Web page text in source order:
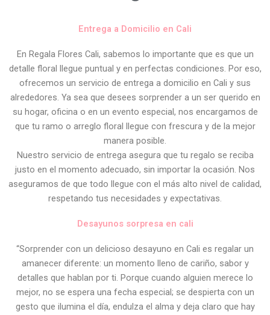
Entrega a Domicilio en Cali
En Regala Flores Cali, sabemos lo importante que es que un
detalle floral llegue puntual y en perfectas condiciones. Por eso,
ofrecemos un servicio de entrega a domicilio en Cali y sus
alrededores. Ya sea que desees sorprender a un ser querido en
su hogar, oficina o en un evento especial, nos encargamos de
que tu ramo o arreglo floral llegue con frescura y de la mejor
manera posible.
Nuestro servicio de entrega asegura que tu regalo se reciba
justo en el momento adecuado, sin importar la ocasión. Nos
aseguramos de que todo llegue con el más alto nivel de calidad,
respetando tus necesidades y expectativas.
Desayunos sorpresa en cali
“Sorprender con un delicioso desayuno en Cali es regalar un
amanecer diferente: un momento lleno de cariño, sabor y
detalles que hablan por ti. Porque cuando alguien merece lo
mejor, no se espera una fecha especial; se despierta con un
gesto que ilumina el día, endulza el alma y deja claro que hay